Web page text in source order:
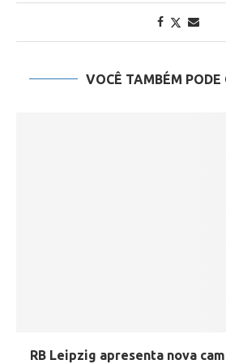
VOCÊ TAMBÉM PODE
RB Leipzig apresenta nova